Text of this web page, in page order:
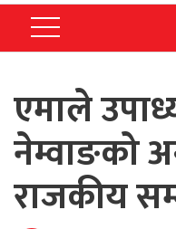
एमाले
नेम्वाङको
राजकीय